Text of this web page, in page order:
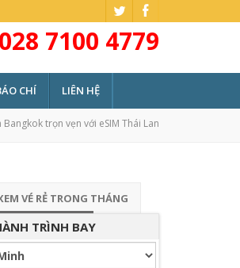
028 7100 4779
CHÍ LIÊN HỆ
trọn vẹn với eSIM Thái Lan
VÉ RẺ TRONG THÁNG
TRÌNH BAY